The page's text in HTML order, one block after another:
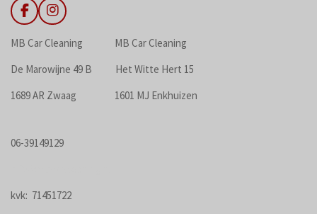
F
a
c
b
o
I
n
s
a
g
r
MB Car Cleaning MB Car Cleaning
De Marowijne 49 B Het Witte Hert 15
1689 AR Zwaag 1601 MJ Enkhuizen
06-39149129
kvk: 71451722